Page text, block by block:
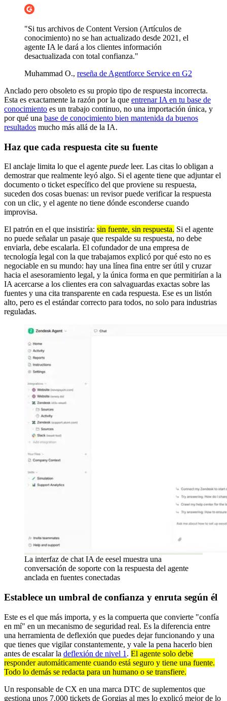
"Si tus archivos de Content Version (Artículos de
conocimiento) no se han actualizado desde 2021, el
agente IA le dará a los clientes información
desactualizada con total confianza."
Muhammad O., reseña de Agentforce Service en G2
Anclado pero obsoleto es su propio tipo de respuesta incorrecta.
Esta es exactamente la razón por la que entrenar IA en tu base de
conocimiento es un trabajo continuo, no una importación única, y
por qué una base de conocimiento bien mantenida da buenos
resultados mucho más allá de la IA.
Haz que cada respuesta cite su fuente
El anclaje limita lo que el agente puede leer. Las citas lo obligan a
demostrar que realmente leyó algo. Si el agente tiene que adjuntar el
documento o ticket específico del que proviene su respuesta,
suceden dos cosas buenas: un revisor puede verificar la respuesta
con un clic, y el agente no tiene dónde esconderse cuando
improvisa.
El patrón en el que insistiría: sin fuente, sin respuesta. Si el agente
no puede señalar un pasaje que respalde su respuesta, no debe
enviarla, debe escalarla. El cofundador de una empresa de
tecnología legal con la que trabajamos explicó por qué esto no es
negociable en su mundo: hay una línea fina entre ser útil y cruzar
hacia el asesoramiento legal, y la única forma en que permitirían a la
IA acercarse a los clientes era con salvaguardas exactas sobre las
fuentes y una cita transparente en cada respuesta. Ese es un listón
alto, pero es el estándar correcto para todos, no solo para industrias
reguladas.
La interfaz de chat IA de eesel muestra una
conversación de soporte con la respuesta del agente
anclada en fuentes conectadas
Establece un umbral de confianza y enruta según él
Este es el que más importa, y es la compuerta que convierte "confía
en mí" en un mecanismo de seguridad real. Es la diferencia entre
una herramienta de deflexión que puedes dejar funcionando y una
que tienes que vigilar constantemente, y vale la pena hacerlo bien
antes de escalar la deflexión de nivel 1 . El agente solo debe
responder automáticamente cuando está seguro y tiene una fuente.
Todo lo demás se redacta para un humano o se transfiere.
Un responsable de CX en una marca DTC de suplementos que
gestiona unos 7.000 tickets de Gorgias al mes lo explicó mejor de lo